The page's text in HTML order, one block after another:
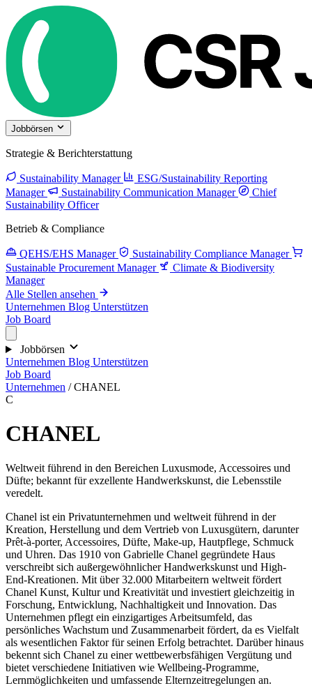
Jobbörsen
Strategie & Berichterstattung
Sustainability Manager
ESG/Sustainability Reporting
Manager
Sustainability Communication Manager
Chief
Sustainability Officer
Betrieb & Compliance
QEHS/EHS Manager
Sustainability Compliance Manager
Sustainable Procurement Manager
Climate & Biodiversity
Manager
Alle Stellen ansehen
Unternehmen Blog Unterstützen
Job Board
Jobbörsen
Unternehmen Blog Unterstützen
Job Board
Unternehmen / CHANEL
C
CHANEL
Weltweit führend in den Bereichen Luxusmode, Accessoires und
Düfte; bekannt für exzellente Handwerkskunst, die Lebensstile
veredelt.
Chanel ist ein Privatunternehmen und weltweit führend in der
Kreation, Herstellung und dem Vertrieb von Luxusgütern, darunter
Prêt-à-porter, Accessoires, Düfte, Make-up, Hautpflege, Schmuck
und Uhren. Das 1910 von Gabrielle Chanel gegründete Haus
verschreibt sich außergewöhnlicher Handwerkskunst und High-
End-Kreationen. Mit über 32.000 Mitarbeitern weltweit fördert
Chanel Kunst, Kultur und Kreativität und investiert gleichzeitig in
Forschung, Entwicklung, Nachhaltigkeit und Innovation. Das
Unternehmen pflegt ein einzigartiges Arbeitsumfeld, das
persönliches Wachstum und Zusammenarbeit fördert, da es Vielfalt
als wesentlichen Faktor für seinen Erfolg betrachtet. Darüber hinaus
bekennt sich Chanel zu einer wettbewerbsfähigen Vergütung und
bietet verschiedene Initiativen wie Wellbeing-Programme,
Lernmöglichkeiten und umfassende Elternzeitregelungen an.